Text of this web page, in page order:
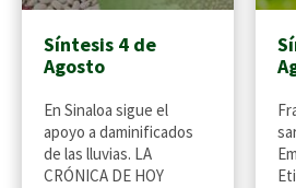
Síntesis 4 de
Agosto
En Sinaloa sigue el
apoyo a daminificados
de las lluvias. LA
CRÓNICA DE HOY